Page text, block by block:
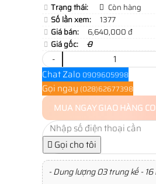
Trạng thái:
Còn hàng
Số lần xem:
1377
Giá bán:
6,640,000 đ
Giá gốc:
0
-
Chat Zalo 0909605998
Gọi ngay (028)62677398
MUA NGAYGIAO HÀNG
Gọi cho tôi
- Dung lượng 03 trung kế -